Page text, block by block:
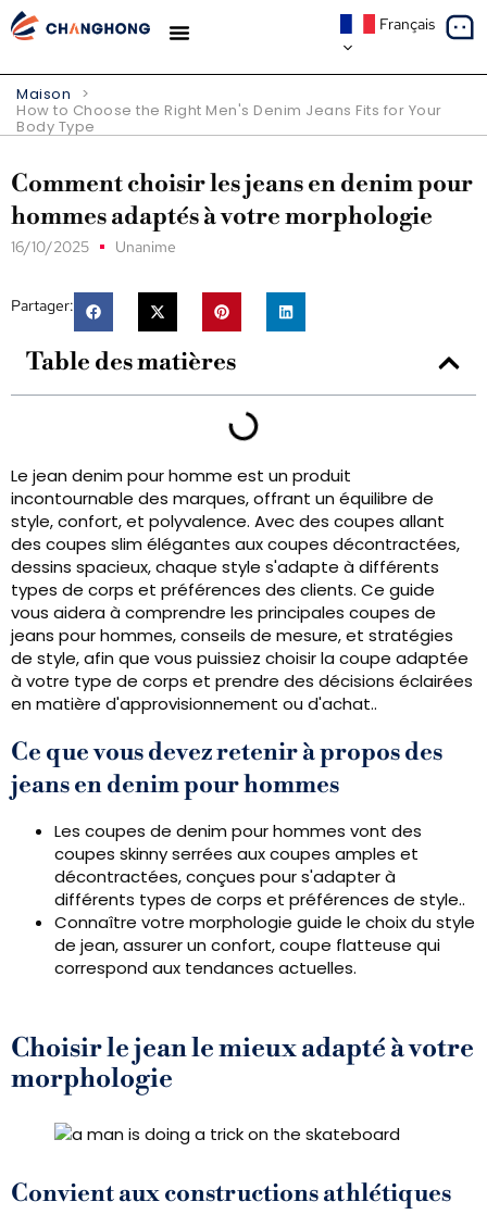
Français
Maison >
How to Choose the Right Men's Denim Jeans Fits for Your
Body Type
Comment choisir les jeans en denim pour
hommes adaptés à votre morphologie
16/10/2025 Unanime
Partager:
Table des matières
Le jean denim pour homme est un produit
incontournable des marques, offrant un équilibre de
style, confort, et polyvalence. Avec des coupes allant
des coupes slim élégantes aux coupes décontractées,
dessins spacieux, chaque style s'adapte à différents
types de corps et préférences des clients. Ce guide
vous aidera à comprendre les principales coupes de
jeans pour hommes, conseils de mesure, et stratégies
de style, afin que vous puissiez choisir la coupe adaptée
à votre type de corps et prendre des décisions éclairées
en matière d'approvisionnement ou d'achat..
Ce que vous devez retenir à propos des
jeans en denim pour hommes
Les coupes de denim pour hommes vont des
coupes skinny serrées aux coupes amples et
décontractées, conçues pour s'adapter à
différents types de corps et préférences de style..
Connaître votre morphologie guide le choix du style
de jean, assurer un confort, coupe flatteuse qui
correspond aux tendances actuelles.
Choisir le jean le mieux adapté à votre
morphologie
Convient aux constructions athlétiques